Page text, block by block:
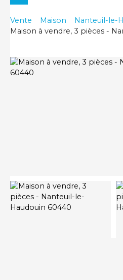
Vente Maison
Nanteuil-le-
Maison à vendre, 3 pièces -